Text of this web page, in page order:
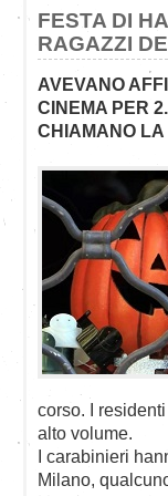
FESTA DI
RAGAZZI
AVEVANO
CINEMA PER
CHIAMANO LA
corso. I
alto volume.
I carabinieri
Milano,